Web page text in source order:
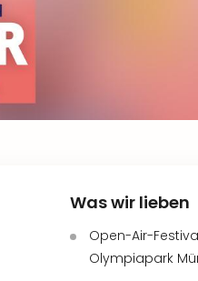
Was wir lieben
Open-Air-
Olympiapark